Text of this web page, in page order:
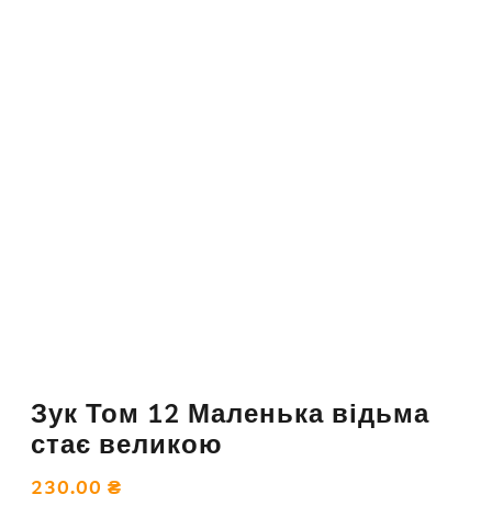
Зук Том 12 Маленька відьма
стає великою
230.00 ₴